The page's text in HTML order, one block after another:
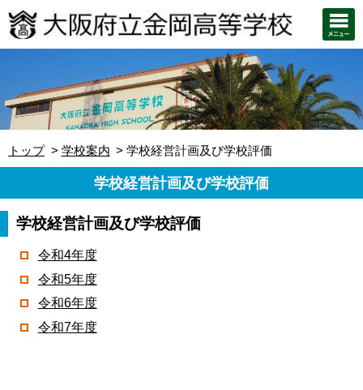
トップ 学校案内 学校経営計画及び学校評価
学校経営計画及び学校評価
学校経営計画及び学校評価
令和4年度
令和5年度
令和6年度
令和7年度